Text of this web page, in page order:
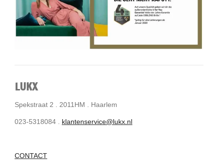
LUKX
Spekstraat 2 . 2011HM . Haarlem
023-5318084 . klantenservice@lukx.nl
CONTACT